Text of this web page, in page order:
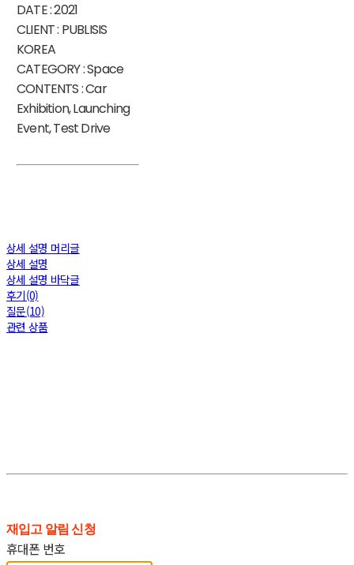
DATE : 2021
CLIENT : PUBLISIS
KOREA
CATEGORY : Space
CONTENTS : Car
Exhibition, Launching
Event, Test Drive
상세 설명 머리글
상세 설명
상세 설명 바닥글
후기(0)
질문(10)
관련 상품
재입고 알림 신청
휴대폰 번호